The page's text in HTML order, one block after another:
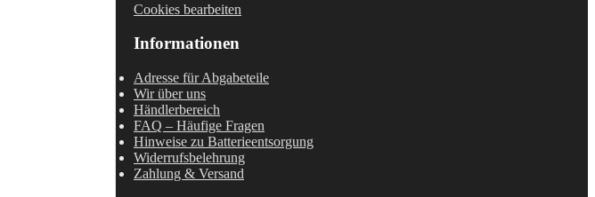
Cookies bearbeiten
Informationen
Adresse für Abgabeteile
Wir über uns
Händlerbereich
FAQ – Häufige Fragen
Hinweise zu Batterieentsorgung
Widerrufsbelehrung
Zahlung & Versand